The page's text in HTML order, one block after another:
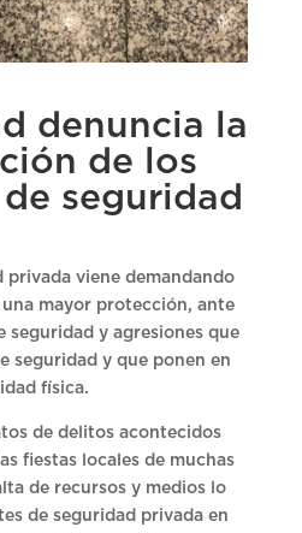
denuncia la
de los
seguridad
privada viene demandando
mayor protección, ante
seguridad y agresiones que
seguridad y que ponen en
física.
de delitos acontecidos
fiestas locales de muchas
de recursos y medios lo
de seguridad privada en